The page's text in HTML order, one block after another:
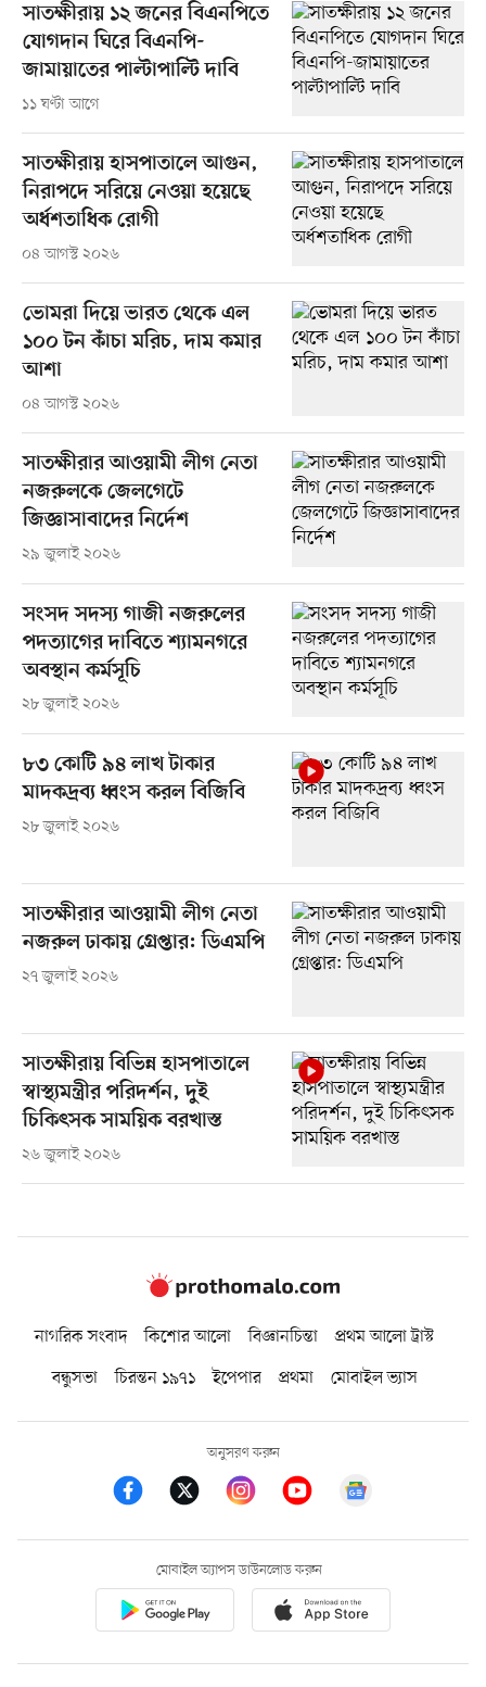
সাতক্ষীরায় ১২ জনের বিএনপিতে
যোগদান ঘিরে বিএনপি-
জামায়াতের পাল্টাপাল্টি দাবি
১১ ঘণ্টা আগে
সাতক্ষীরায় হাসপাতালে আগুন,
নিরাপদে সরিয়ে নেওয়া হয়েছে
অর্ধশতাধিক রোগী
০৪ আগস্ট ২০২৬
ভোমরা দিয়ে ভারত থেকে এল
১০০ টন কাঁচা মরিচ, দাম কমার
আশা
০৪ আগস্ট ২০২৬
সাতক্ষীরার আওয়ামী লীগ নেতা
নজরুলকে জেলগেটে
জিজ্ঞাসাবাদের নির্দেশ
২৯ জুলাই ২০২৬
সংসদ সদস্য গাজী নজরুলের
পদত্যাগের দাবিতে শ্যামনগরে
অবস্থান কর্মসূচি
২৮ জুলাই ২০২৬
৮৩ কোটি ৯৪ লাখ টাকার
মাদকদ্রব্য ধ্বংস করল বিজিবি
২৮ জুলাই ২০২৬
সাতক্ষীরার আওয়ামী লীগ নেতা
নজরুল ঢাকায় গ্রেপ্তার: ডিএমপি
২৭ জুলাই ২০২৬
সাতক্ষীরায় বিভিন্ন হাসপাতালে
স্বাস্থ্যমন্ত্রীর পরিদর্শন, দুই
চিকিৎসক সাময়িক বরখাস্ত
২৬ জুলাই ২০২৬
নাগরিক সংবাদ কিশোর আলো বিজ্ঞানচিন্তা
প্রথম আলো ট্রাস্ট
বন্ধুসভা
চিরন্তন ১৯৭১ ইপেপার প্রথমা মোবাইল ভ্যাস
অনুসরণ করুন
মোবাইল অ্যাপস ডাউনলোড করুন